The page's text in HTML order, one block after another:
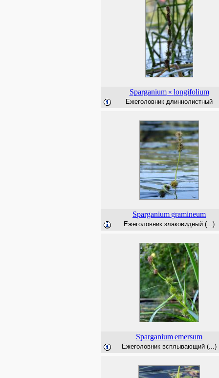
Sparganium × longifolium
Ежеголовник длиннолистный
Sparganium gramineum
Ежеголовник злаковидный (...)
Sparganiumemersum
Ежеголовник всплывающий (...)